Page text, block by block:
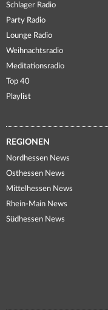
Schlager Radio
Party Radio
Lounge Radio
Weihnachtsradio
Meditationsradio
Top 40
Playlist
REGIONEN
Nordhessen News
Osthessen News
Mittelhessen News
Rhein-Main News
Südhessen News